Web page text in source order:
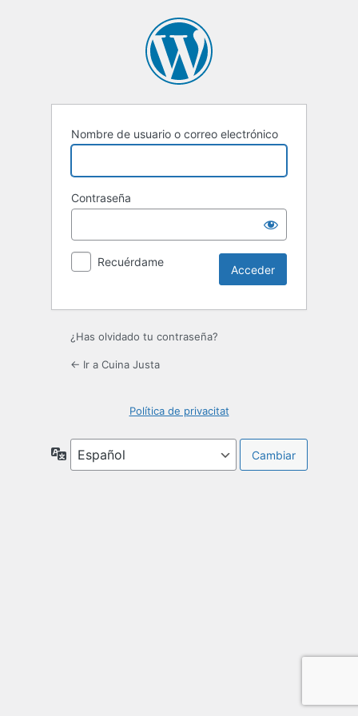
Nombre de usuario o correo electrónico
Contraseña
Recuérdame
¿Has olvidado tu contraseña?
← Ir a Cuina Justa
Política de privacitat
Idioma